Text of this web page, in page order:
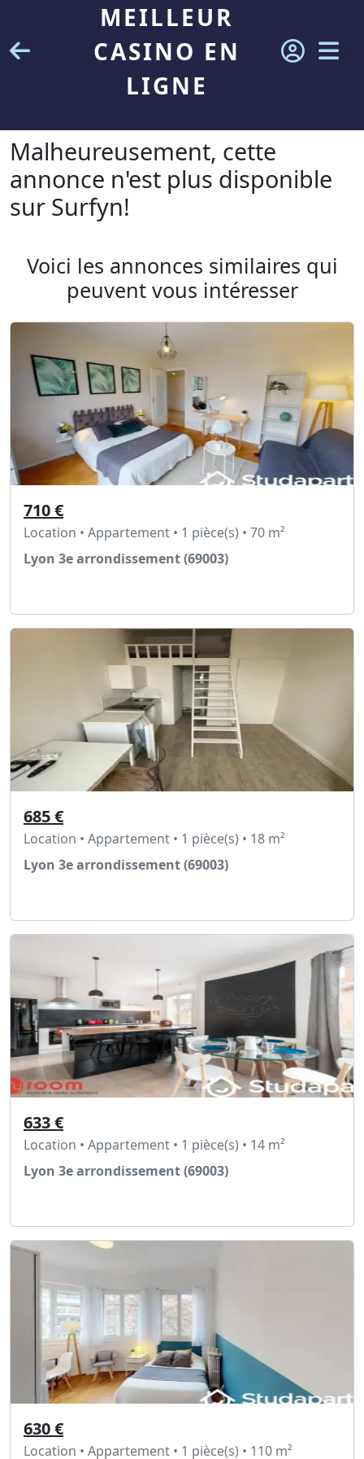
MEILLEUR
CASINO EN
LIGNE
Malheureusement, cette
annonce n'est plus disponible
sur Surfyn!
Voici les annonces similaires qui
peuvent vous intéresser
710 €
Location • Appartement • 1 pièce(s) • 70 m²
Lyon 3e arrondissement (69003)
685 €
Location • Appartement • 1 pièce(s) • 18 m²
Lyon 3e arrondissement (69003)
633 €
Location • Appartement • 1 pièce(s) • 14 m²
Lyon 3e arrondissement (69003)
630 €
Location • Appartement • 1 pièce(s) • 110 m²